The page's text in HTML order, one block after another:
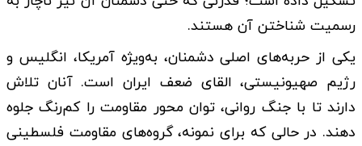
رسمیت شناختن آن هستند.
یکی از حربه‌های اصلی دشمنان، به‌ویژه آمریکا، انگلیس و
رژیم صهیونیستی، القای ضعف ایران است. آنان تلاش
دارند تا با جنگ روانی، توان محور مقاومت را کم‌رنگ جلوه
دهند. در حالی که برای نمونه، گروه‌های مقاومت فلسطینی